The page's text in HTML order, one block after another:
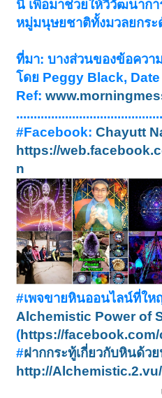
นี้ เพื่อมาช่วยให้วิวัฒนาก
หมู่มนุษยชาติทั้งมวลยกร
ที่มา: บางส่วนของข้อควา
โดย Peggy Black, Date
Ref:
#Facebook:Chayutt
https://
n
#เพจขายหินออนไลน์ที่ให
Alchemistic Power of
(https://
#ฝากกระทู้เกี่ยวกับหินด้ว
http://